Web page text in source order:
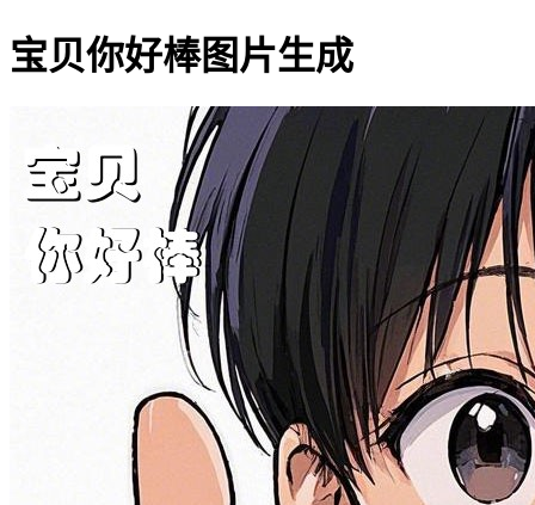
宝贝你好棒图片生成
宝贝你好棒搞笑图片网
60-549-宝贝-你好棒.jpg
其他字体：
2 3 4 5 7 8